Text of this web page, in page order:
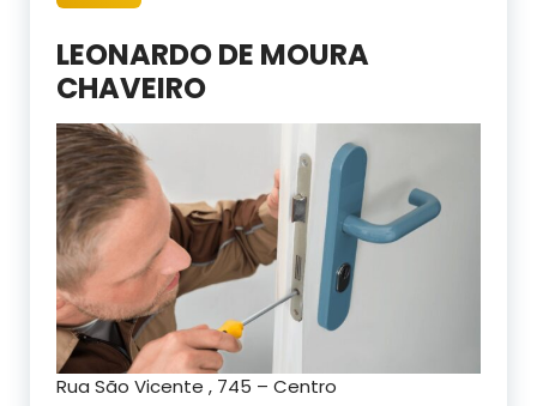
LEONARDO DE MOURA
CHAVEIRO
Rua São Vicente , 745 – Centro